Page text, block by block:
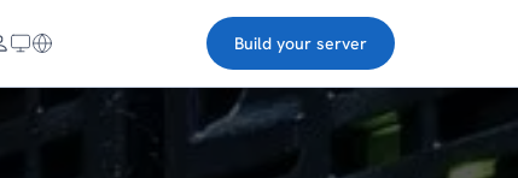
Build your server